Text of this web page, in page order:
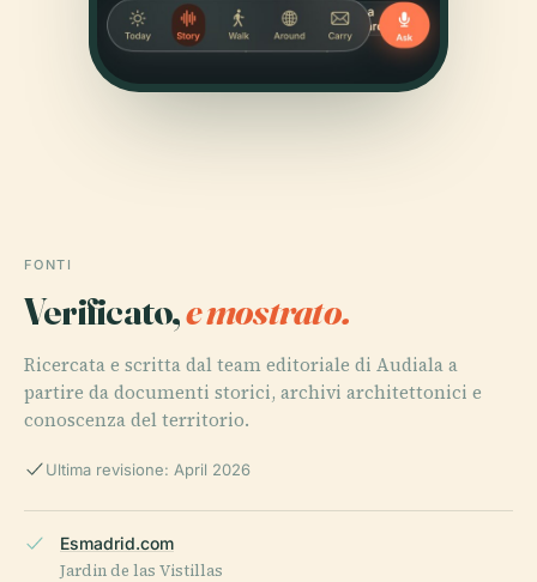
FONTI
Verificato,e mostrato.
Ricercata e scritta dal team editoriale di Audiala a
partire da documenti storici, archivi architettonici e
conoscenza del territorio.
Ultima revisione: April 2026
Esmadrid.com
Jardin de las Vistillas